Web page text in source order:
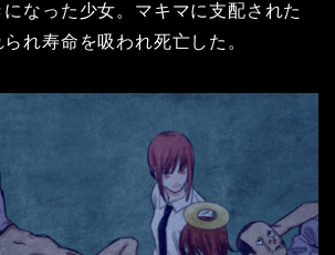
なった少女。マキマに支配された
れ寿命を吸われ死亡した。